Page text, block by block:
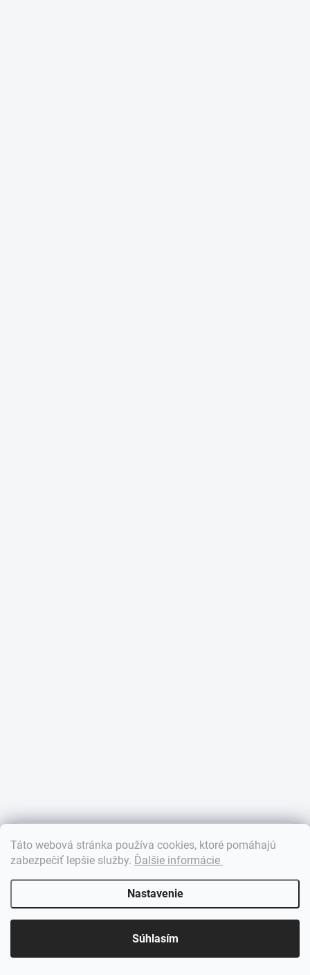
Táto webová stránka používa cookies, ktoré pomáhajú
zabezpečiť lepšie služby. Ďalšie informácie
Nastavenie
Súhlasím
Dobrý deň! 👋 Pomôžem vám nájsť správny diel. Napíšte mi.